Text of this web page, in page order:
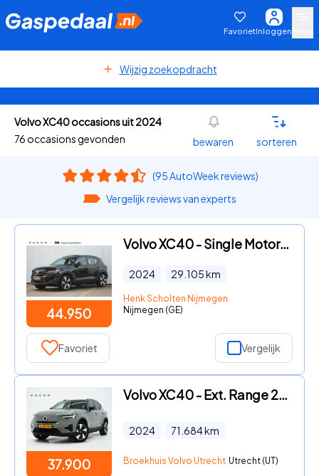
FavorietInloggen
Wijzig zoekopdracht
Volvo XC40 occasions uit 2024
76 occasions gevonden
bewaren sorteren
(95 AutoWeek reviews)
Vergelijk reviews van experts
44.950
Volvo XC40 - Single Motor Extended Range Ultimate 82 kWh | Adaptive Cruis
2024 29.105km
Henk Scholten Nijmegen
Nijmegen (GE)
Favoriet Vergelijk
37.900
Volvo XC40 - Ext. Range 252PK Plus 82kWh | Warmtepomp | Privacy glas | St
2024 71.684km
Broekhuis Volvo Utrecht Utrecht (UT)